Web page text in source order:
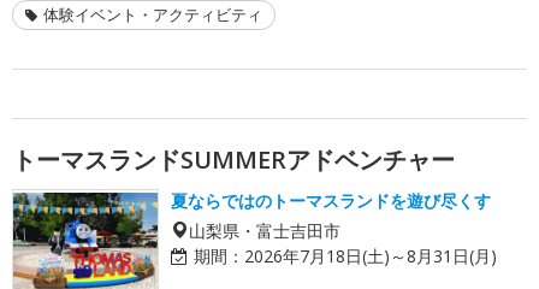
体験イベント・アクティビティ
トーマスランドSUMMERアドベンチャー
夏ならではのトーマスランドを遊び尽くす
山梨県・富士吉田市
期間： 2026年7月18日(土)～8月31日(月)